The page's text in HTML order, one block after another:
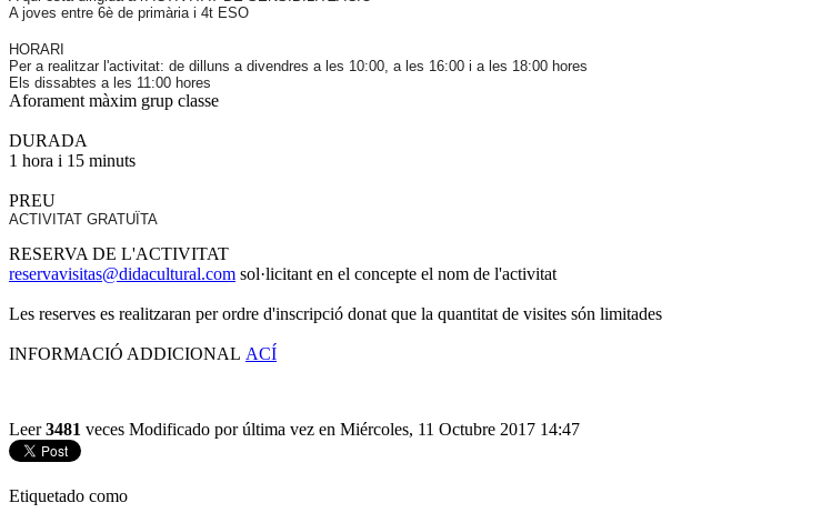
A joves entre 6è de primària i 4t ESO
HORARI
Per a realitzar l'activitat: de dilluns a divendres a les 10:00, a les 16:00 i a les 18:00 hores
Els dissabtes a les 11:00 hores
Aforament màxim grup classe
DURADA
1 hora i 15 minuts
PREU
ACTIVITAT GRATUÏTA
RESERVA DE L'ACTIVITAT
reservavisitas@didacultural.com sol·licitant en el concepte el nom de l'activitat
Les reserves es realitzaran per ordre d'inscripció donat que la quantitat de visites són limitades
INFORMACIÓ ADDICIONAL ACÍ
Leer3481 veces Modificado por última vez en Miércoles, 11 Octubre 2017 14:47
Etiquetado como